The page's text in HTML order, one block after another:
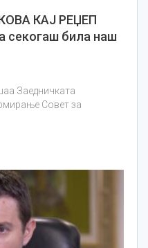
КАЈ РЕЏЕП
секогаш била наш
Заедничката
Совет за